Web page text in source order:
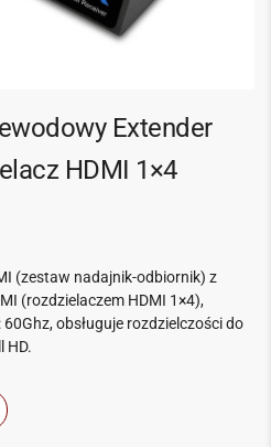
Extender
HDMI 1×4
(zestaw nadajnik-odbiornik) z
(rozdzielaczem HDMI 1×4),
obsługuje rozdzielczości do
HD.